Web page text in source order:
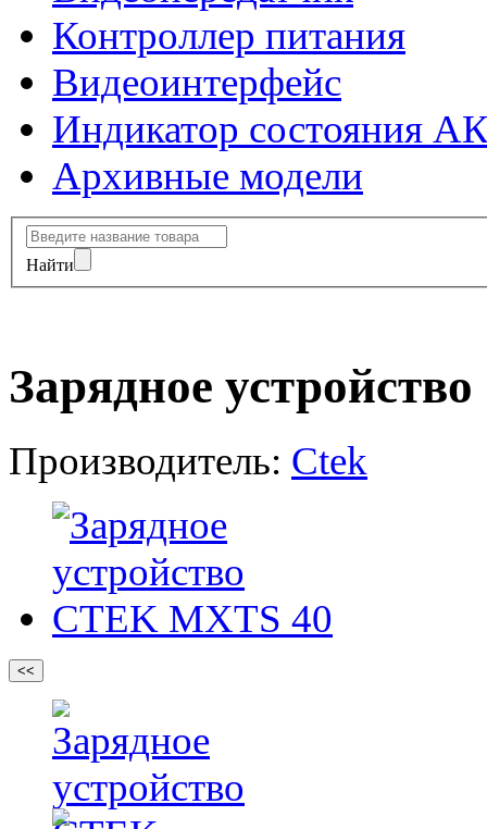
Контроллер питания
Видеоинтерфейс
Индикатор состояния
Архивные модели
Найти
Зарядное
Производитель: Ctek
<<